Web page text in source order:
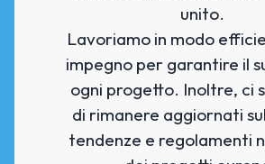
unito.
Lavoriamo in modo
impegno per garantire il
ogni progetto. Inoltre, ci
di rimanere aggiornati
tendenze e regolamenti